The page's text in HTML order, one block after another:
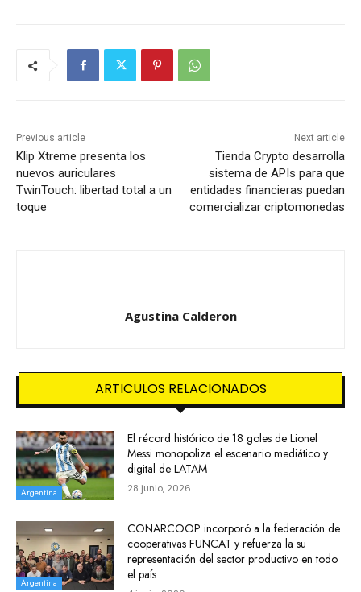
Previous article
Klip Xtreme presenta los
nuevos auriculares
TwinTouch: libertad total a un
toque
Next article
Tienda Crypto desarrolla
sistema de APIs para que
entidades financieras puedan
comercializar criptomonedas
Agustina Calderon
ARTICULOS RELACIONADOS
Argentina
El récord histórico de 18 goles de Lionel
Messi monopoliza el escenario mediático y
digital de LATAM
28 junio, 2026
Argentina
CONARCOOP incorporó a la federación de
cooperativas FUNCAT y refuerza la su
representación del sector productivo en todo
el país